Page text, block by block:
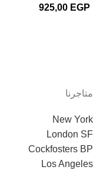
925,00 EGP
متاجرنا
New York
London SF
Cockfosters BP
Los Angeles